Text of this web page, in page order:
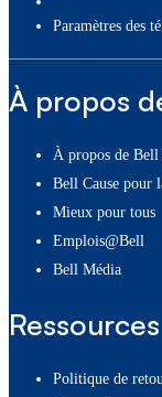
paramètres des
À propos
À propos de Bell
Bell Cause pour
Mieux pour tous
Emplois@Bell
Bell Média
Politique de